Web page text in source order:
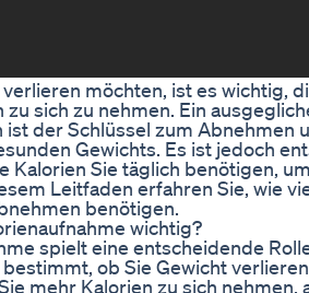
verlieren möchten, ist es wichtig,
zu sich zu nehmen. Ein
ist der Schlüssel zum Abnehmen
Gewichts. Es ist jedoch
Kalorien Sie täglich benötigen,
Leitfaden erfahren Sie, wie
benötigen.
wichtig?
spielt eine entscheidende
ob Sie Gewicht
mehr Kalorien zu sich nehmen,